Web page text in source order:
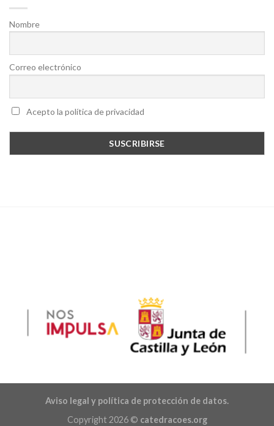
Nombre
Correo electrónico
Acepto la política de privacidad
Aviso legal y política de protección de datos.
Copyright 2026 © catedracoes.org